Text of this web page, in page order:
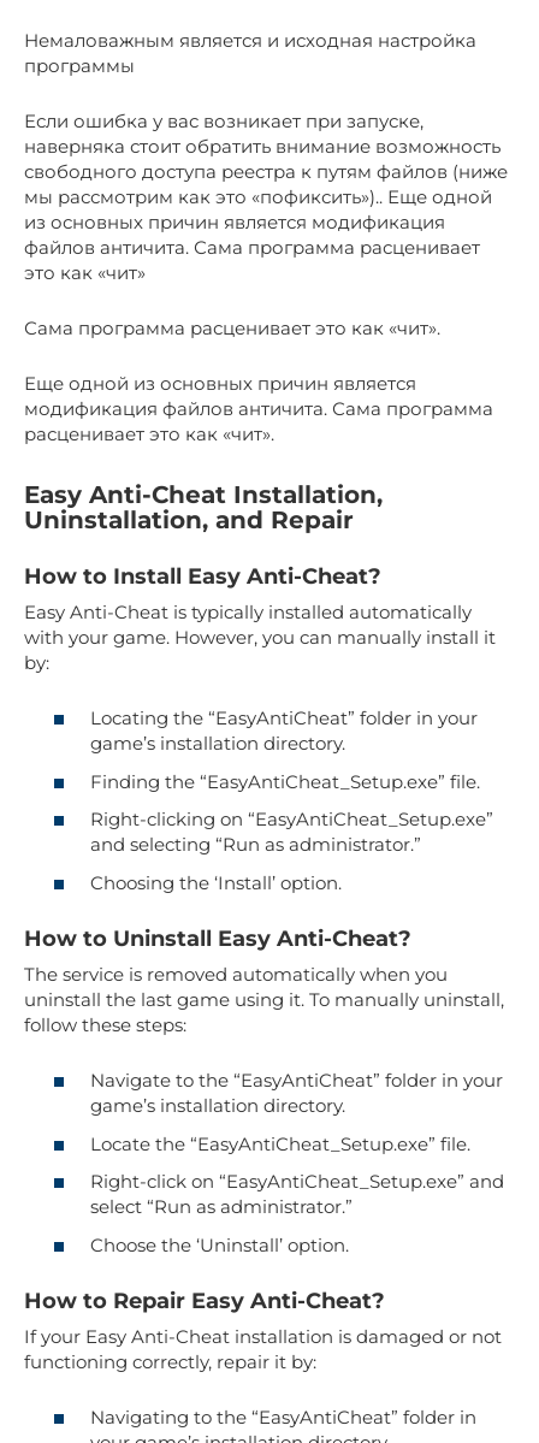
Немаловажным является и исходная настройка
программы
Если ошибка у вас возникает при запуске,
наверняка стоит обратить внимание возможность
свободного доступа реестра к путям файлов (ниже
мы рассмотрим как это «пофиксить»).. Еще одной
из основных причин является модификация
файлов античита. Сама программа расценивает
это как «чит»
Сама программа расценивает это как «чит».
Еще одной из основных причин является
модификация файлов античита. Сама программа
расценивает это как «чит».
Easy Anti-Cheat Installation,
Uninstallation, and Repair
How to Install Easy Anti-Cheat?
Easy Anti-Cheat is typically installed automatically
with your game. However, you can manually install it
by:
Locating the “EasyAntiCheat” folder in your
game’s installation directory.
Finding the “EasyAntiCheat_Setup.exe” file.
Right-clicking on “EasyAntiCheat_Setup.exe”
and selecting “Run as administrator.”
Choosing the ‘Install’ option.
How to Uninstall Easy Anti-Cheat?
The service is removed automatically when you
uninstall the last game using it. To manually uninstall,
follow these steps:
Navigate to the “EasyAntiCheat” folder in your
game’s installation directory.
Locate the “EasyAntiCheat_Setup.exe” file.
Right-click on “EasyAntiCheat_Setup.exe” and
select “Run as administrator.”
Choose the ‘Uninstall’ option.
How to Repair Easy Anti-Cheat?
If your Easy Anti-Cheat installation is damaged or not
functioning correctly, repair it by:
Navigating to the “EasyAntiCheat” folder in